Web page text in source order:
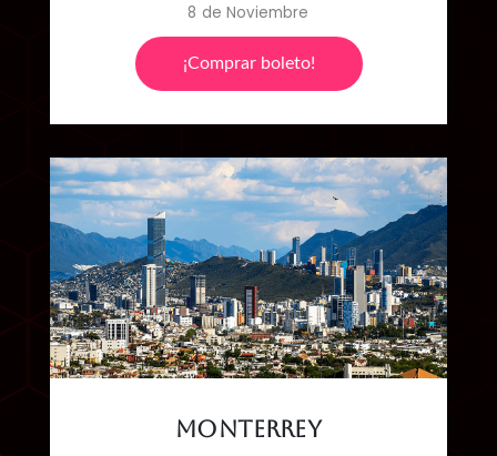
8 de Noviembre
¡Comprar boleto!
Monterrey